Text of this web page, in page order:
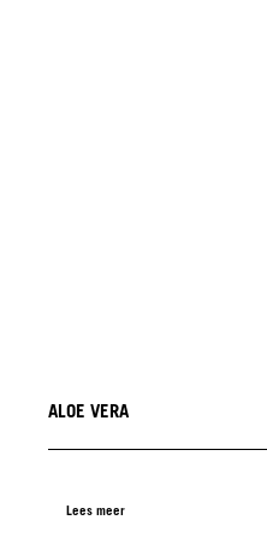
ALOE VERA
Lees meer